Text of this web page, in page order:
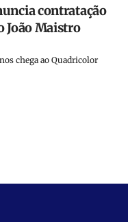
contratação
João Maistro
chega ao Quadricolor